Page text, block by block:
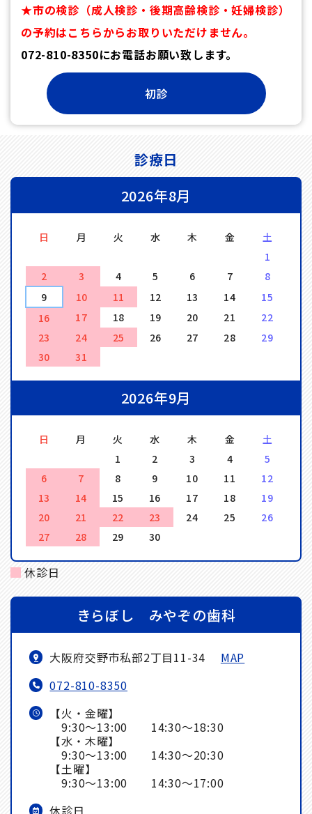
★市の検診（成人検診・後期高齢検診・妊婦検診）
の予約はこちらからお取りいただけません。
072-810-8350にお電話お願い致します。
診療日
2026年8月
日 月 火 水 木 金
土
1
2
3 4 5 6 7
8
9
10 11 12 13 14
15
16
17 18 19 20 21
22
23
24 25 26 27 28
29
30
31
2026年9月
日 月 火 水 木 金
土
1
2 3 4
5
6
7 8 9 10 11
12
13
14 15 16 17 18
19
20
21 22 23 24 25
26
27
28 29 30
休診日
きらぼし みやぞの歯科
大阪府交野市私部2丁目11-34 MAP
072-810-8350
【火・金曜】
9:30～13:00 14:30～18:30
【水・木曜】
9:30～13:00 14:30～20:30
【土曜】
9:30～13:00 14:30～17:00